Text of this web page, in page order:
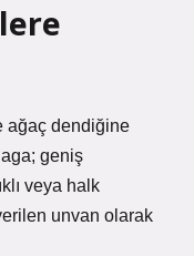
ağaç dendiğine
geniş
veya halk
unvan olarak